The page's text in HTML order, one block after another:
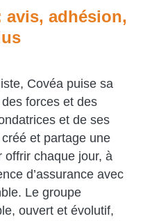
avis, adhésion,
Covéa puise sa
forces et des
et de ses
et partage une
offrir chaque jour, à
d’assurance avec
Le groupe
ouvert et évolutif,